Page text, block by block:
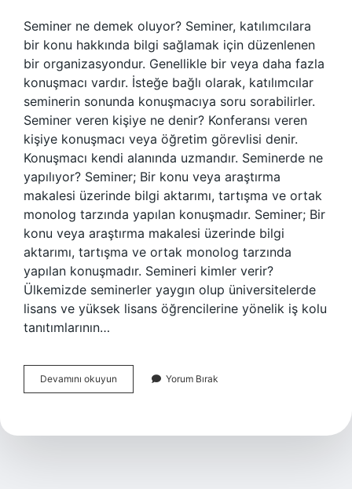
Seminer ne demek oluyor? Seminer, katılımcılara
bir konu hakkında bilgi sağlamak için düzenlenen
bir organizasyondur. Genellikle bir veya daha fazla
konuşmacı vardır. İsteğe bağlı olarak, katılımcılar
seminerin sonunda konuşmacıya soru sorabilirler.
Seminer veren kişiye ne denir? Konferansı veren
kişiye konuşmacı veya öğretim görevlisi denir.
Konuşmacı kendi alanında uzmandır. Seminerde ne
yapılıyor? Seminer; Bir konu veya araştırma
makalesi üzerinde bilgi aktarımı, tartışma ve ortak
monolog tarzında yapılan konuşmadır. Seminer; Bir
konu veya araştırma makalesi üzerinde bilgi
aktarımı, tartışma ve ortak monolog tarzında
yapılan konuşmadır. Semineri kimler verir?
Ülkemizde seminerler yaygın olup üniversitelerde
lisans ve yüksek lisans öğrencilerine yönelik iş kolu
tanıtımlarının…
Devamını okuyun Seminer
Ne
Yorum Bırak